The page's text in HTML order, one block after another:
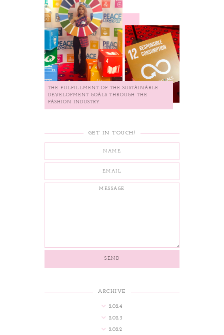
THE FULFILLMENT OF THE SUSTAINABLE
DEVELOPMENT GOALS THROUGH THE
FASHION INDUSTRY.
GET IN TOUCH!
ARCHIVE
2024
2023
2022